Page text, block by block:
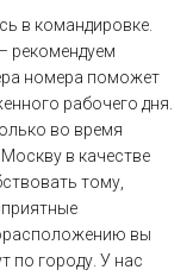
в командировке.
рекомендуем
номера поможет
рабочего дня.
во время
в качестве
тому,
вы
по городу. У нас